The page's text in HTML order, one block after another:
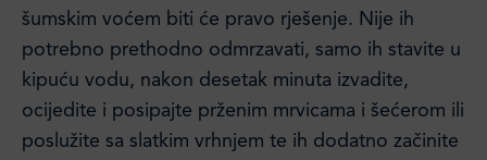
šumskim voćem biti će pravo rješenje. Nije ih
potrebno prethodno odmrzavati, samo ih stavite u
kipuću vodu, nakon desetak minuta izvadite,
ocijedite i posipajte prženim mrvicama i šećerom ili
poslužite sa slatkim vrhnjem te ih dodatno začinite